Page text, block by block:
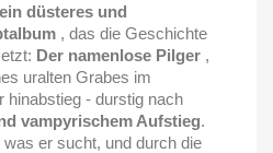
ein düsteres und
, das die Geschichte
Der namenlose Pilger ,
uralten Grabes im
hinabstieg - durstig nach
vampyrischem Aufstieg.
er sucht, und durch die